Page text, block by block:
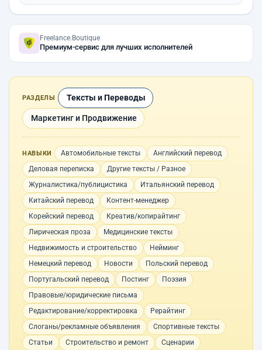
Freelance.Boutique
Премиум-сервис для лучших исполнителей
РАЗДЕЛЫ Тексты и Переводы
Маркетинг и Продвижение
НАВЫКИ Автомобильные тексты
Английский перевод
Деловая переписка
Другие тексты / Разное
Журналистика/публицистика
Итальянский перевод
Китайский перевод
Контент-менеджер
Корейский перевод
Креатив/копирайтинг
Лирическая проза
Медицинские тексты
Недвижимость и строительство
Нейминг
Немецкий перевод
Новости
Польский перевод
Португальский перевод
Постинг
Поэзия
Правовые/юридические письма
Редактирование/корректировка
Рерайтинг
Слоганы/рекламные объявления
Спортивные тексты
Статьи
Строительство и ремонт
Сценарии